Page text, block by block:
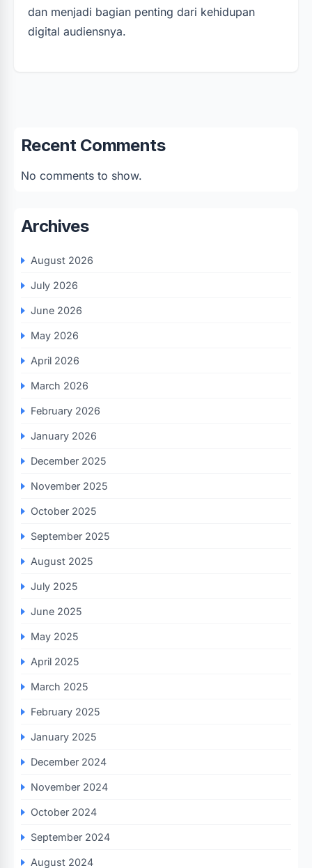
dan menjadi bagian penting dari kehidupan
digital audiensnya.
Recent Comments
No comments to show.
Archives
August 2026
July 2026
June 2026
May 2026
April 2026
March 2026
February 2026
January 2026
December 2025
November 2025
October 2025
September 2025
August 2025
July 2025
June 2025
May 2025
April 2025
March 2025
February 2025
January 2025
December 2024
November 2024
October 2024
September 2024
August 2024